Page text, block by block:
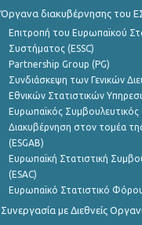
Όργανα διακυβέρνησης του
Επιτροπή του Ευρωπαϊκού
Συστήματος (ESSC)
Partnership Group (PG)
Συνδιάσκεψη των Γενικών
Εθνικών Στατιστικών
Ευρωπαϊκός Συμβουλευτικός
Διακυβέρνηση στον τομέα
(ESGAB)
Ευρωπαϊκή Στατιστική
(ESAC)
Ευρωπαϊκό Στατιστικό
Συνεργασία με Διεθνείς